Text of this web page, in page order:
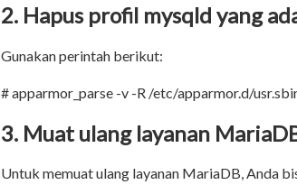
2. Hapus profil mysqld yang
Gunakan perintah berikut:
# apparmor_parse -v -R /etc/apparmor.d/
3. Muat ulang layanan
Untuk memuat ulang layanan MariaDB, Anda